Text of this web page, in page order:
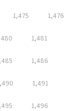
1,475 1,476
1,481
1,486
1,491
1,496